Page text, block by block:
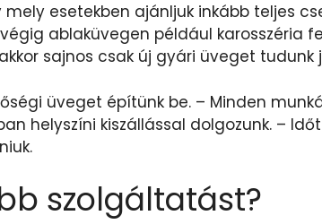
esetekben ajánljuk inkább teljes
ablaküvegen például karosszéria
sajnos csak új gyári üveget tudunk
üveget építünk be. – Minden
helyszíni kiszállással dolgozunk. –
szolgáltatást?